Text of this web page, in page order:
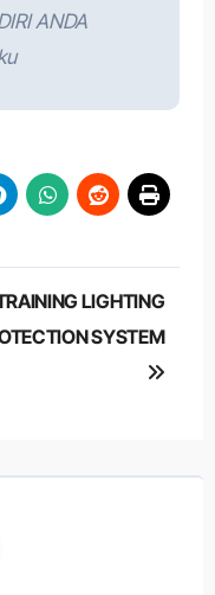
ANDA
LIGHTING
SYSTEM